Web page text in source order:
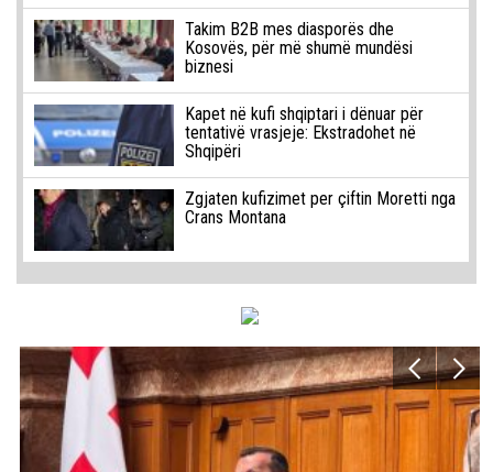
Takim B2B mes diasporës dhe
Kosovës, për më shumë mundësi
biznesi
Kapet në kufi shqiptari i dënuar për
tentativë vrasjeje: Ekstradohet në
Shqipëri
Zgjaten kufizimet per çiftin Moretti nga
Crans Montana